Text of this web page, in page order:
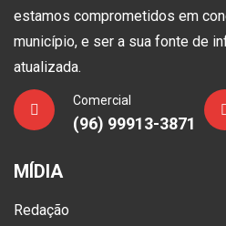
estamos comprometidos em
município, e ser a sua fonte de
atualizada.
Comercial
(96) 99913-3871
MÍDIA
Redação